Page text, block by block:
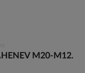
M20-M12.